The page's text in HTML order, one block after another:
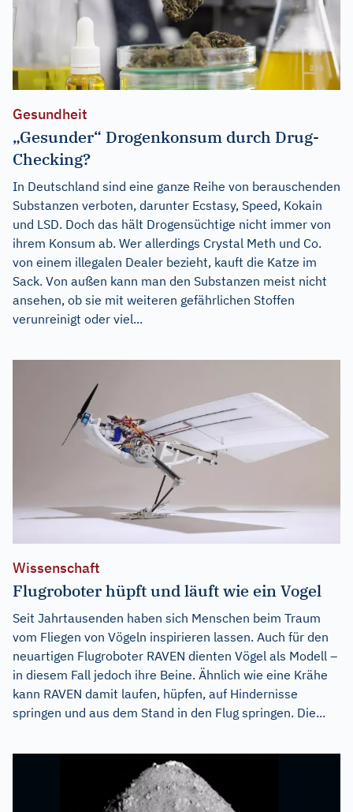
Gesundheit
„Gesunder“ Drogenkonsum durch Drug-
Checking?
In Deutschland sind eine ganze Reihe von berauschenden
Substanzen verboten, darunter Ecstasy, Speed, Kokain
und LSD. Doch das hält Drogensüchtige nicht immer von
ihrem Konsum ab. Wer allerdings Crystal Meth und Co.
von einem illegalen Dealer bezieht, kauft die Katze im
Sack. Von außen kann man den Substanzen meist nicht
ansehen, ob sie mit weiteren gefährlichen Stoffen
verunreinigt oder viel...
Wissenschaft
Flugroboter hüpft und läuft wie ein Vogel
Seit Jahrtausenden haben sich Menschen beim Traum
vom Fliegen von Vögeln inspirieren lassen. Auch für den
neuartigen Flugroboter RAVEN dienten Vögel als Modell –
in diesem Fall jedoch ihre Beine. Ähnlich wie eine Krähe
kann RAVEN damit laufen, hüpfen, auf Hindernisse
springen und aus dem Stand in den Flug springen. Die...